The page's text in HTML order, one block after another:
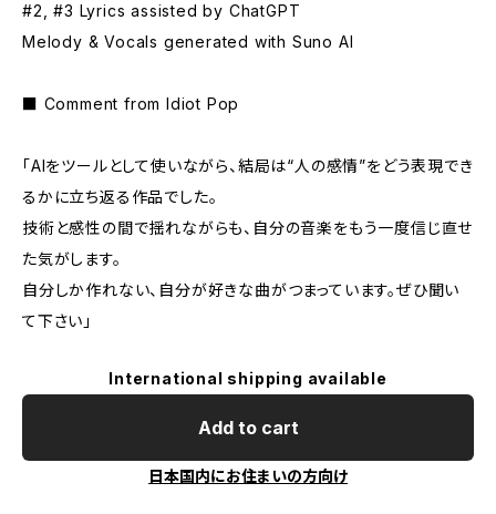
#2, #3 Lyrics assisted by ChatGPT
Melody & Vocals generated with Suno AI
■ Comment from Idiot Pop
「AIをツールとして使いながら、結局は“人の感情”をどう表現でき
るかに立ち返る作品でした。
技術と感性の間で揺れながらも、自分の音楽をもう一度信じ直せ
た気がします。
自分しか作れない、自分が好きな曲がつまっています。ぜひ聞い
て下さい」
International shipping available
Add to cart
日本国内にお住まいの方向け